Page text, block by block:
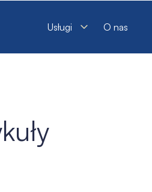
Usługi
O nas